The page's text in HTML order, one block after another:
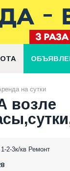
на сутки
возле
2-3к/кв Ремонт